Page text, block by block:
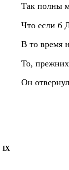
Так полны
Что если б
В то время
То,
Он
IX